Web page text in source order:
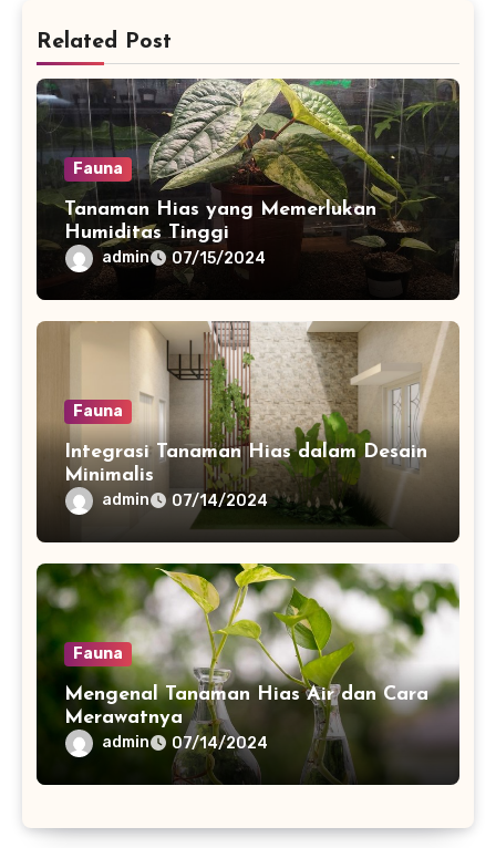
Related Post
Fauna
Tanaman Hias yang Memerlukan
Humiditas Tinggi
admin 07/15/2024
Fauna
Integrasi Tanaman Hias dalam Desain
Minimalis
admin 07/14/2024
Fauna
Mengenal Tanaman Hias Air dan Cara
Merawatnya
admin 07/14/2024